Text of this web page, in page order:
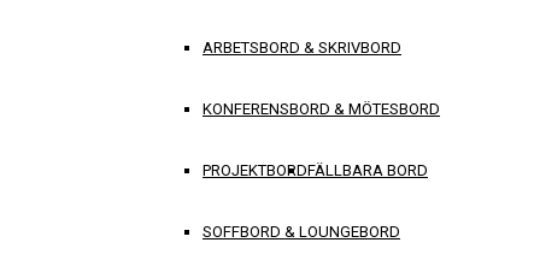
ARBETSBORD & SKRIVBORD
KONFERENSBORD & MÖTESBORD
PROJEKTBORDFÄLLBARA BORD
SOFFBORD & LOUNGEBORD